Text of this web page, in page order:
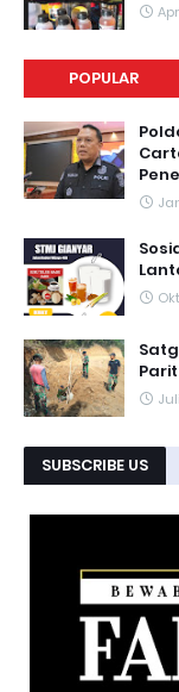
POPULAR
SUBSCRIBE US